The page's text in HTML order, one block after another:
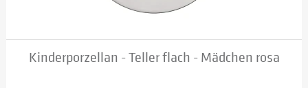
Kinderporzellan - Teller flach - Mädchen rosa